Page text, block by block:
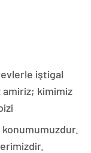
iştigal
kimimiz